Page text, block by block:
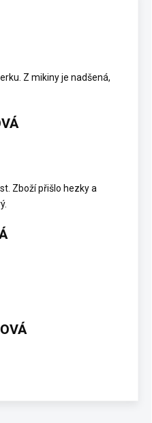
Z mikiny je nadšená,
Zboží přišlo hezky a